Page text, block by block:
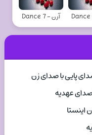
آرن - Dance 7
پایی با صدای زن
صدای عهدیه
اینستا